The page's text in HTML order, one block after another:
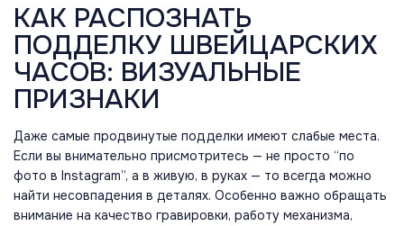
КАК РАСПОЗНАТЬ
ПОДДЕЛКУ ШВЕЙЦАРСКИХ
ЧАСОВ: ВИЗУАЛЬНЫЕ
ПРИЗНАКИ
Даже самые продвинутые подделки имеют слабые места.
Если вы внимательно присмотритесь — не просто “по
фото в Instagram”, а в живую, в руках — то всегда можно
найти несовпадения в деталях. Особенно важно обращать
внимание на качество гравировки, работу механизма,